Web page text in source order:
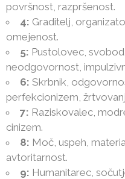
površnost, razpršenost.
4: Graditelj,
omejenost.
5: Pustolovec,
neodgovornost,
6: Skrbnik,
perfekcionizem,
7: Raziskovalec,
cinizem.
8: Moč, uspeh,
avtoritarnost.
9: Humanitarec,